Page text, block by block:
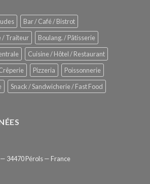
–
Hygiène
totale
automatisée
Bar / Café / Bistrot
/ Traiteur
Boulang. / Pâtisserie
Cuisine / Hôtel / Restaurant
Pizzeria
Poissonnerie
Snack / Sandwicherie / Fast Food
34470 Pérols — France